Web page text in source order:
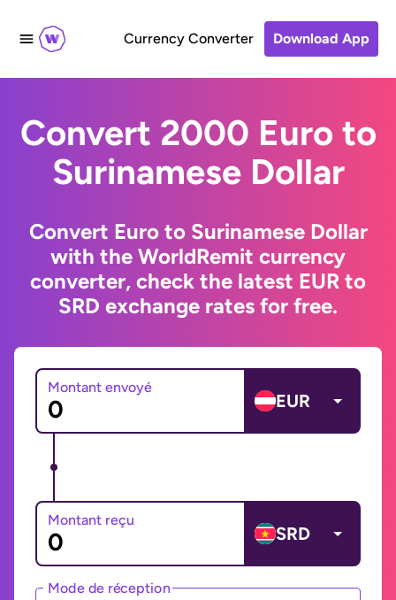
Currency Converter Download App
Convert 2000 Euro to
Surinamese Dollar
Convert Euro to Surinamese Dollar
with the WorldRemit currency
converter, check the latest EUR to
SRD exchange rates for free.
Montant envoyé
EUR
Montant reçu
SRD
Mode de réception